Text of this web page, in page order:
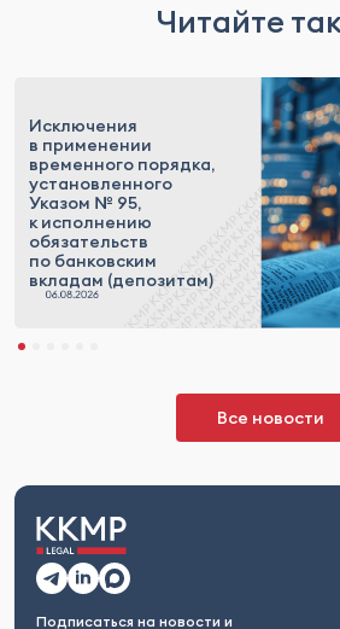
Читайте
Исключения
в применении
временного порядка,
установленного
Указом № 95,
к исполнению
обязательств
по банковским
вкладам (депозитам)
Все новости
Подписаться на новости и